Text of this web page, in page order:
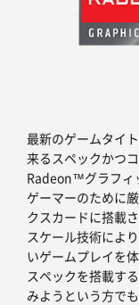
最新のゲームタイ
来るスペックかつ
Radeon™グラフィ
ゲーマーのために
クスカードに搭載
スケール技術によ
いゲームプレイを
スペックを搭載す
みようという方でも